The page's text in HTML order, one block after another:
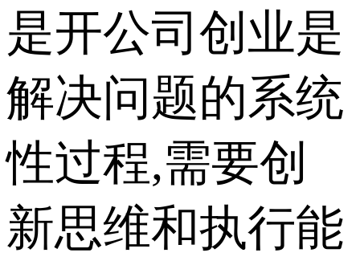
是开公司创业是
解决问题的系统
性过程,需要创
新思维和执行能